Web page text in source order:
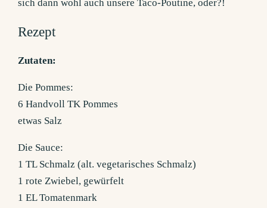
sich dann wohl auch unsere Taco-Poutine, oder?!
Rezept
Zutaten:
Die Pommes:
6 Handvoll TK Pommes
etwas Salz
Die Sauce:
1 TL Schmalz (alt. vegetarisches Schmalz)
1 rote Zwiebel, gewürfelt
1 EL Tomatenmark